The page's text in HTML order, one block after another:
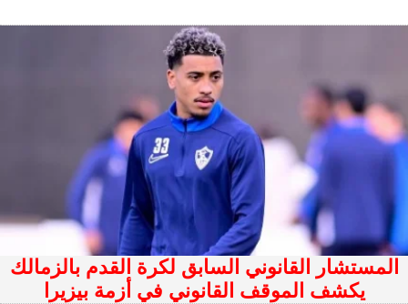
المستشار القانوني السابق لكرة القدم بالزمالك
يكشف الموقف القانوني في أزمة بيزيرا